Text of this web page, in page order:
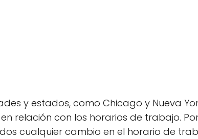
y estados, como Chicago y Nueva
relación con los horarios de trabajo.
cualquier cambio en el horario de